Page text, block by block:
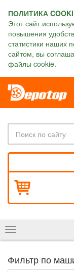
ПОЛИТИКА
Этот сайт
повышения
статистики наших
сайтом, вы
файлы cookie.
Показать
навигацию
Фильтр по